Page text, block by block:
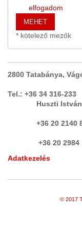
MÉRLEG,
MÉRŐGÉP,
PROJEKTOR
MŰANYAG,
ORVOSI
elfogadom
MEHET
* kötelező mezők
2800 Tatabánya,
Tel.: +36 34
Huszti István
+36
+36 20 2140
+36 20 2984
Adatkezelés
© 2017